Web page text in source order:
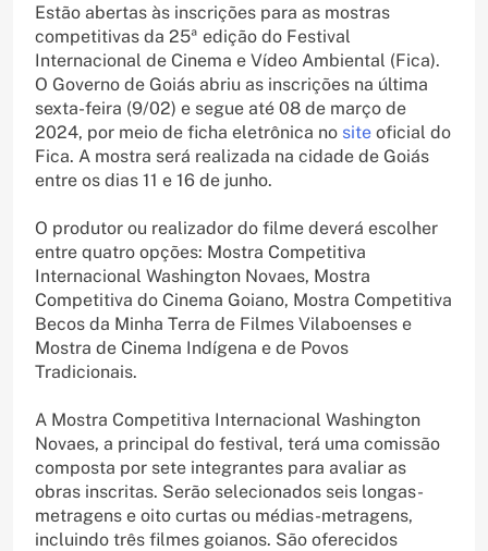
Estão abertas às inscrições para as mostras
competitivas da 25ª edição do Festival
Internacional de Cinema e Vídeo Ambiental (Fica).
O Governo de Goiás abriu as inscrições na última
sexta-feira (9/02) e segue até 08 de março de
2024, por meio de ficha eletrônica no site oficial do
Fica. A mostra será realizada na cidade de Goiás
entre os dias 11 e 16 de junho.
O produtor ou realizador do filme deverá escolher
entre quatro opções: Mostra Competitiva
Internacional Washington Novaes, Mostra
Competitiva do Cinema Goiano, Mostra Competitiva
Becos da Minha Terra de Filmes Vilaboenses e
Mostra de Cinema Indígena e de Povos
Tradicionais.
A Mostra Competitiva Internacional Washington
Novaes, a principal do festival, terá uma comissão
composta por sete integrantes para avaliar as
obras inscritas. Serão selecionados seis longas-
metragens e oito curtas ou médias-metragens,
incluindo três filmes goianos. São oferecidos